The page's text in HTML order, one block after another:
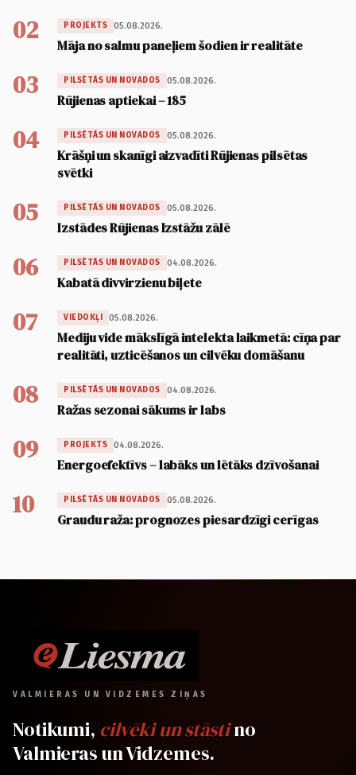
02 PROJEKTS 05.08.2026.
Māja no salmu paneļiem šodien ir realitāte
03 PILSĒTĀS UN NOVADOS 05.08.2026.
Rūjienas aptiekai – 185
04 PILSĒTĀS UN NOVADOS 05.08.2026.
Krāšņi un skanīgi aizvadīti Rūjienas pilsētas
svētki
05 PILSĒTĀS UN NOVADOS 05.08.2026.
Izstādes Rūjienas Izstāžu zālē
06 PILSĒTĀS UN NOVADOS 04.08.2026.
Kabatā divvirzienu biļete
07 VIEDOKĻI 05.08.2026.
Mediju vide mākslīgā intelekta laikmetā: cīņa par
realitāti, uzticēšanos un cilvēku domāšanu
08 PILSĒTĀS UN NOVADOS 04.08.2026.
Ražas sezonai sākums ir labs
09 PROJEKTS 04.08.2026.
Energoefektīvs – labāks un lētāks dzīvošanai
10 PILSĒTĀS UN NOVADOS 05.08.2026.
Graudu raža: prognozes piesardzīgi cerīgas
VALMIERAS UN VIDZEMES ZIŅAS
Notikumi, cilvēki un stāstino
Valmieras un Vidzemes.